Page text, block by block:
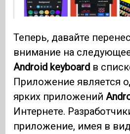
Теперь, давайте
внимание на
Android keyboard в
Приложение является
ярких приложений
Интернете.
приложение, имея в